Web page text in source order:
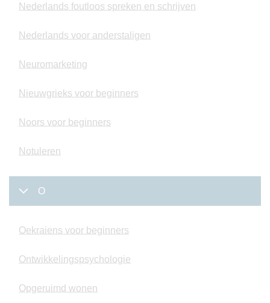
Nederlands foutloos spreken en schrijven
Nederlands voor anderstaligen
Neuromarketing
Nieuwgrieks voor beginners
Noors voor beginners
Notuleren
O
Oekraiens voor beginners
Ontwikkelingspsychologie
Opgeruimd wonen